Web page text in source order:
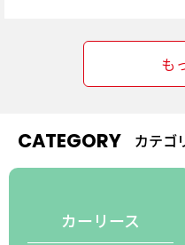
も
CATEGORY カテゴ
カーリース